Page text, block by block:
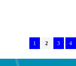
1 2 3 4